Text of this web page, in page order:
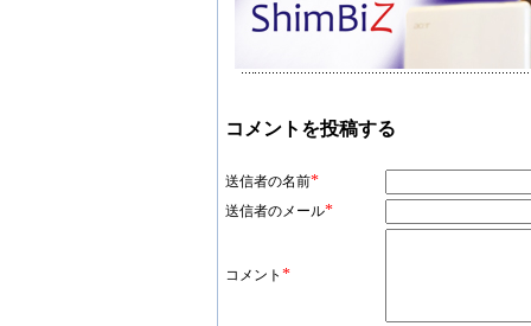
コメントを投稿する
送信者の名前*
送信者のメール*
コメント *